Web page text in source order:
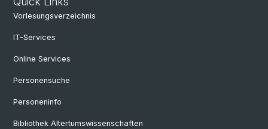
Vorlesungsverzeichnis
IT-Services
Online Services
Personensuche
Personeninfo
Bibliothek Altertumswissenschaften